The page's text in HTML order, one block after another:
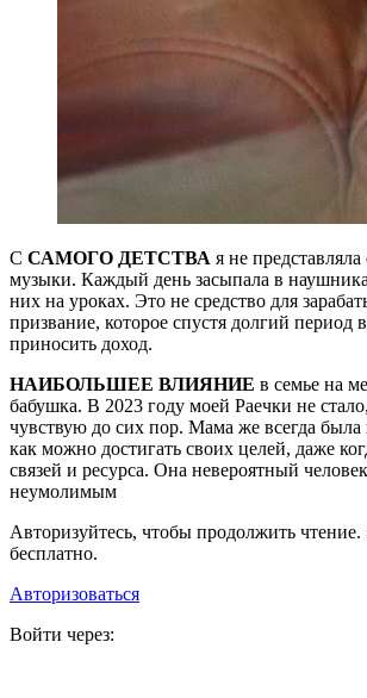
С САМОГО ДЕТСТВА я не
музыки. Каждый день засыпала в
них на уроках. Это не средство для
призвание, которое спустя долгий период
приносить доход.
НАИБОЛЬШЕЕ ВЛИЯНИЕ в семье на
бабушка. В 2023 году моей Раечки не
чувствую до сих пор. Мама же всегда была
как можно достигать своих целей, даже
связей и ресурса. Она невероятный
неумолимым
Авторизуйтесь, чтобы продолжить
бесплатно.
Авторизоваться
Войти через: